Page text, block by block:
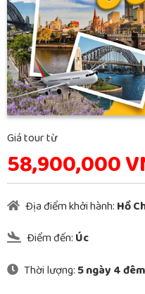
Giá tour từ
58,900,000
Địa điểm khởi hành: Hồ
Điểm đến: Úc
Thời lượng: 5 ngày 4 đêm